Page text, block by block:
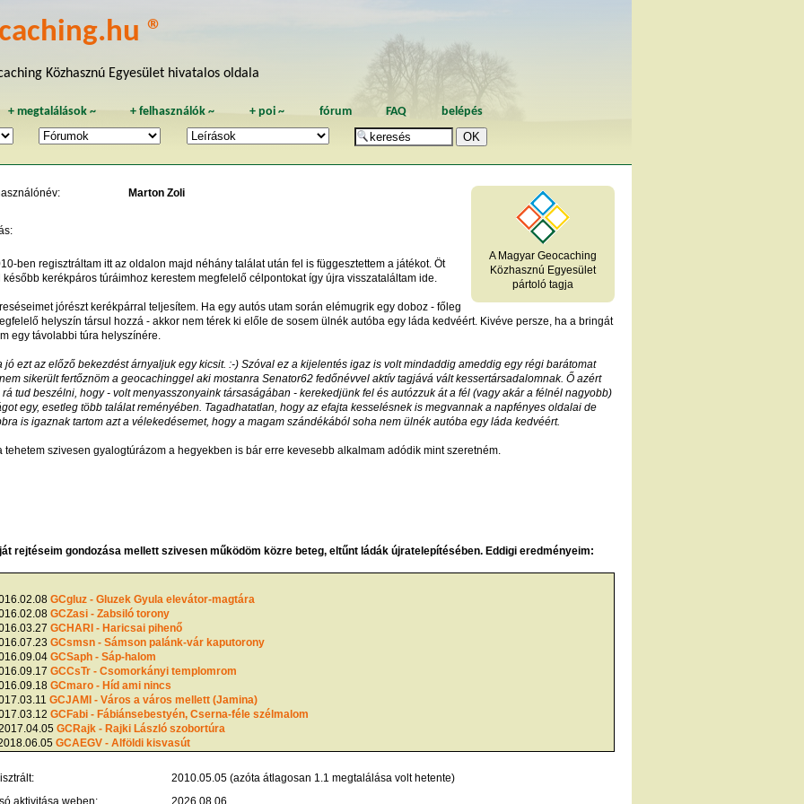
®
Közhasznú Egyesület hivatalos oldala
+ megtalálások~ +felhasználók ~ + poi~ fórum FAQ belépés
A Magyar Geocaching
Közhasznú Egyesület
pártoló tagja
Marton Zoli
ben regisztráltam itt az oldalon majd néhány találat után fel is függesztettem a játékot. Öt
később kerékpáros túráimhoz kerestem megfelelő célpontokat így újra visszataláltam ide.
jórészt kerékpárral teljesítem. Ha egy autós utam során elémugrik egy doboz - főleg
helyszín társul hozzá - akkor nem térek ki előle de sosem ülnék autóba egy láda kedvéért. Kivéve persze, ha a bringát
egy távolabbi túra helyszínére.
ezt az előző bekezdést árnyaljuk egy kicsit. :-) Szóval ez a kijelentés igaz is volt mindaddig ameddig egy régi barátomat
sikerült fertőznöm a geocachinggel aki mostanra Senator62 fedőnévvel aktív tagjává vált kessertársadalomnak. Ő azért
rá tud beszélni, hogy - volt menyasszonyaink társaságában - kerekedjünk fel és autózzuk át a fél (vagy akár a félnél nagyobb)
egy, esetleg több találat reményében. Tagadhatatlan, hogy az efajta kesselésnek is megvannak a napfényes oldalai de
is igaznak tartom azt a vélekedésemet, hogy a magam szándékából soha nem ülnék autóba egy láda kedvéért.
szivesen gyalogtúrázom a hegyekben is bár erre kevesebb alkalmam adódik mint szeretném.
rejtéseim gondozása mellett szivesen működöm közre beteg, eltűnt ládák újratelepítésében. Eddigi eredményeim:
GCgluz - Gluzek Gyula elevátor-magtára
GCZasi - Zabsiló torony
GCHARI - Haricsai pihenő
GCsmsn - Sámson palánk-vár kaputorony
GCSaph - Sáp-halom
GCCsTr - Csomorkányi templomrom
GCmaro - Híd ami nincs
GCJAMI - Város a város mellett (Jamina)
GCFabi - Fábiánsebestyén, Cserna-féle szélmalom
GCRajk - Rajki László szobortúra
GCAEGV - Alföldi kisvasút
GCVATE - Vaisnava Templom
2019.03.22
GCDOLI - Dorozsmai liget
2010.05.05 (azóta átlagosan 1.1 megtalálása volt hetente)